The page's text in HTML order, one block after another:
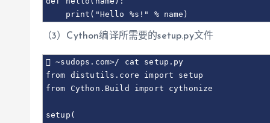
    print("Hello %s!" % name)
（3）Cython编译所需要的setup.py文件
 ~sudops.com>/ cat setup.py
from distutils.core import setup
from Cython.Build import cythonize
setup(